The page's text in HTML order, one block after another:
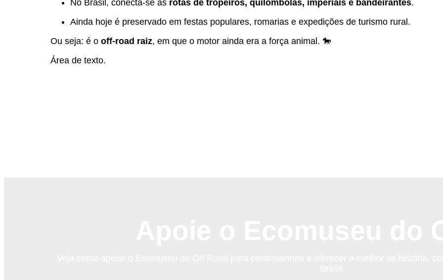
No Brasil, conecta-se às rotas de tropeiros, quilombolas, imperiais e bandeirantes.
Ainda hoje é preservado em festas populares, romarias e expedições de turismo rural.
Ou seja: é o off-road raiz, em que o motor ainda era a força animal. 🐎
Área de texto.